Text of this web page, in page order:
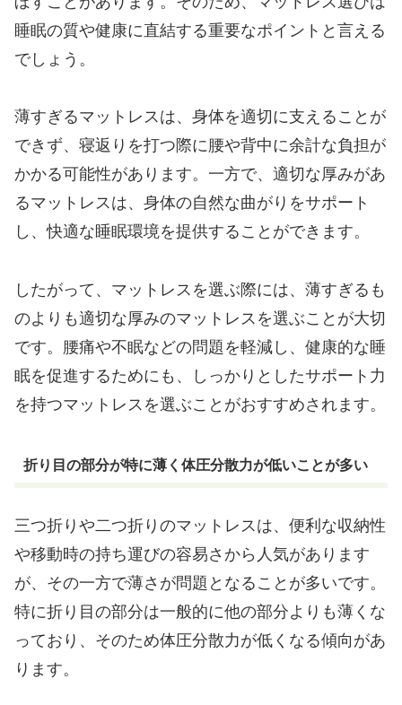
睡眠の質や健康に直結する重要なポイントと言える
でしょう。
薄すぎるマットレスは、身体を適切に支えることが
できず、寝返りを打つ際に腰や背中に余計な負担が
かかる可能性があります。一方で、適切な厚みがあ
るマットレスは、身体の自然な曲がりをサポート
し、快適な睡眠環境を提供することができます。
したがって、マットレスを選ぶ際には、薄すぎるも
のよりも適切な厚みのマットレスを選ぶことが大切
です。腰痛や不眠などの問題を軽減し、健康的な睡
眠を促進するためにも、しっかりとしたサポート力
を持つマットレスを選ぶことがおすすめされます。
折り目の部分が特に薄く体圧分散力が低いことが多い
三つ折りや二つ折りのマットレスは、便利な収納性
や移動時の持ち運びの容易さから人気があります
が、その一方で薄さが問題となることが多いです。
特に折り目の部分は一般的に他の部分よりも薄くな
っており、そのため体圧分散力が低くなる傾向があ
ります。